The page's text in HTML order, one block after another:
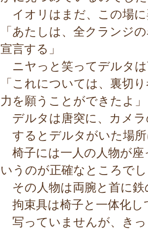
イオリはまだ、この場
「あたしは、全クランジ
宣言する」
ニヤっと笑ってデルタ
「これについては、裏切
力を願うことができたよ」
デルタは唐突に、カメ
するとデルタがいた場
椅子には一人の人物が座
いうのが正確なところで
その人物は両腕と首に鉄
拘束具は椅子と一体化し
写っていませんが、きっ